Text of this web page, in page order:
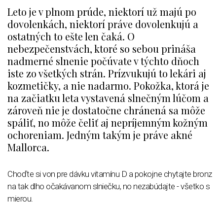
Leto je v plnom prúde, niektorí už majú po
dovolenkách, niektorí práve dovolenkujú a
ostatných to ešte len čaká. O
nebezpečenstvách, ktoré so sebou prináša
nadmerné slnenie počúvate v týchto dňoch
iste zo všetkých strán. Prízvukujú to lekári aj
kozmetičky, a nie nadarmo. Pokožka, ktorá je
na začiatku leta vystavená slnečným lúčom a
zároveň nie je dostatočne chránená sa môže
spáliť, no môže čeliť aj nepríjemným kožným
ochoreniam. Jedným takým je práve akné
Mallorca.
Choďte si von pre dávku vitamínu D a pokojne chytajte bronz
na tak dlho očakávanom slniečku, no nezabúdajte - všetko s
mierou.